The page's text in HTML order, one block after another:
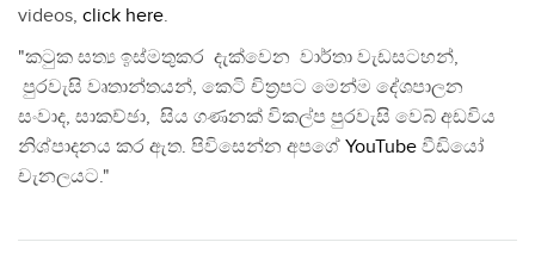
videos, click here.
"කටුක සත්‍ය ඉස්මතුකර දැක්වෙන වාර්තා වැඩසටහන්,
පුරවැසි වෘතාන්තයන්, කෙටි චිත්‍රපට මෙන්ම දේශපාලන
සංවාද, සාකච්ඡා, සිය ගණනක් විකල්ප පුරවැසි වෙබ් අඩවිය
නිශ්පාදනය කර ඇත. පිවිසෙන්න අපගේ YouTube වීඩියෝ
චැනලයට."